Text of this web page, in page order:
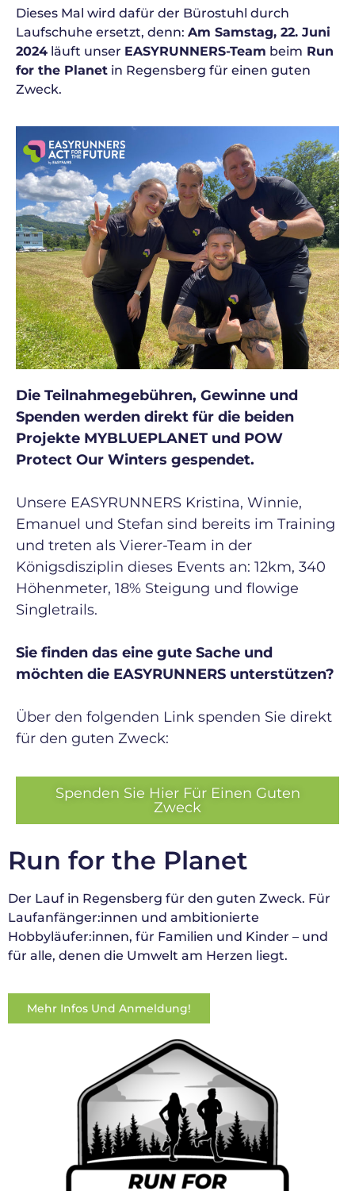
Dieses Mal wird dafür der Bürostuhl durch
Laufschuhe ersetzt, denn: Am Samstag, 22. Juni
2024 läuft unser EASYRUNNERS-Team beim Run
for the Planet in Regensberg für einen guten
Zweck.
Die Teilnahmegebühren, Gewinne und
Spenden werden direkt für die beiden
Projekte MYBLUEPLANET und POW
Protect Our Winters gespendet.
Unsere EASYRUNNERS Kristina, Winnie,
Emanuel und Stefan sind bereits im Training
und treten als Vierer-Team in der
Königsdisziplin dieses Events an: 12km, 340
Höhenmeter, 18% Steigung und flowige
Singletrails.
Sie finden das eine gute Sache und
möchten die EASYRUNNERS unterstützen?
Über den folgenden Link spenden Sie direkt
für den guten Zweck:
Spenden Sie Hier Für Einen Guten
Zweck
Run for the Planet
Der Lauf in Regensberg für den guten Zweck. Für
Laufanfänger:innen und ambitionierte
Hobbyläufer:innen, für Familien und Kinder – und
für alle, denen die Umwelt am Herzen liegt.
Mehr Infos Und Anmeldung!